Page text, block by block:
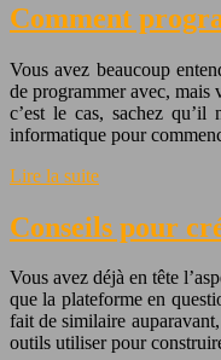
Comment
Vous avez beaucoup
de programmer avec, mais
c’est le cas, sachez qu’il
informatique pour
Lire la suite
Conseils pour
Vous avez déjà en tête
que la plateforme en
fait de similaire
outils utiliser pour